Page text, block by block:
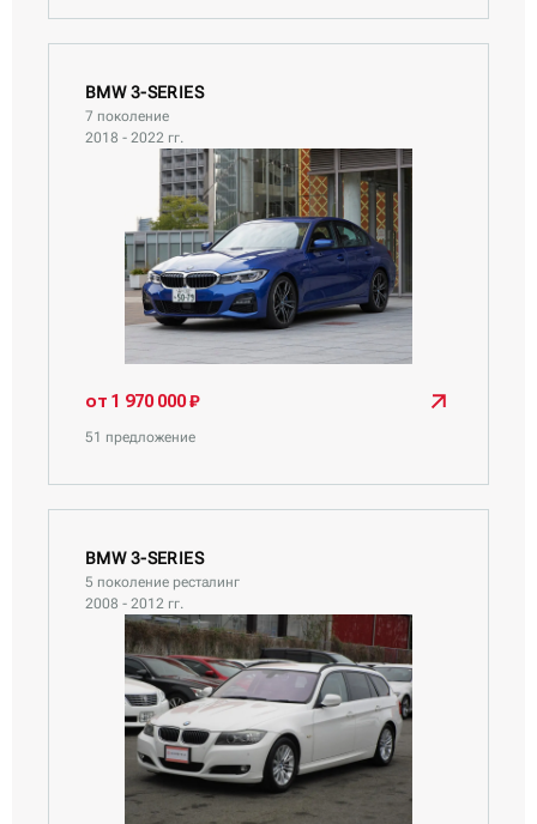
BMW 3-SERIES
7 поколение
2018 - 2022 гг.
от 1 970 000 ₽
51 предложение
BMW 3-SERIES
5 поколение ресталинг
2008 - 2012 гг.